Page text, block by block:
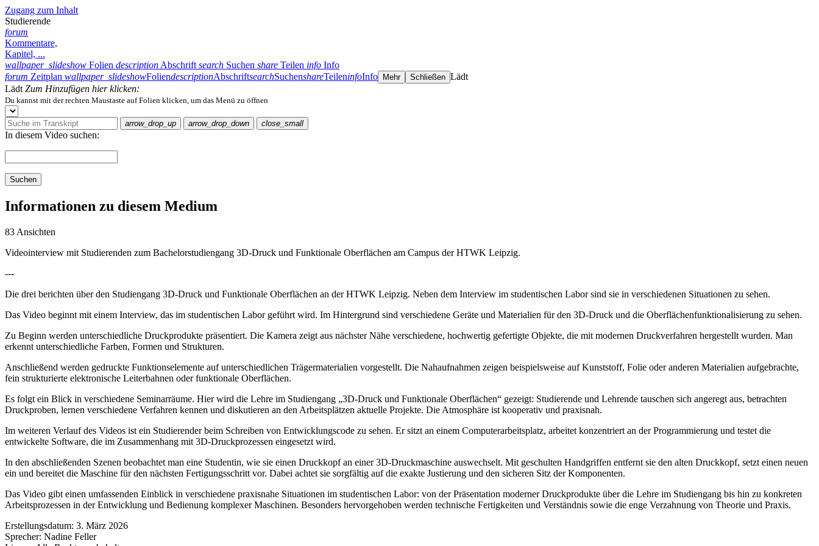
Zugang zum Inhalt
Studierende
forum
Kommentare,
Kapitel, ...
wallpaper_slideshow Folien description Abschrift search Suchen share Teilen info Info
forum Zeitplan wallpaper_slideshowFoliendescriptionAbschriftsearchSuchenshareTeileninfoInfo Mehr Schließen Lädt
Lädt Zum Hinzufügen hier klicken:
Du kannst mit der rechten Maustaste auf Folien klicken, um das Menü zu öffnen
arrow_drop_up arrow_drop_down close_small
In diesem Video suchen:
Suchen
Informationen zu diesem Medium
83 Ansichten
Videointerview mit Studierenden zum Bachelorstudiengang 3D-Druck und Funktionale Oberflächen am Campus der HTWK Leipzig.
---
Die drei berichten über den Studiengang 3D-Druck und Funktionale Oberflächen an der HTWK Leipzig. Neben dem Interview im studentischen Labor sind sie in verschiedenen Situationen zu sehen.
Das Video beginnt mit einem Interview, das im studentischen Labor geführt wird. Im Hintergrund sind verschiedene Geräte und Materialien für den 3D-Druck und die Oberflächenfunktionalisierung zu sehen.
Zu Beginn werden unterschiedliche Druckprodukte präsentiert. Die Kamera zeigt aus nächster Nähe verschiedene, hochwertig gefertigte Objekte, die mit modernen Druckverfahren hergestellt wurden. Man
erkennt unterschiedliche Farben, Formen und Strukturen.
Anschließend werden gedruckte Funktionselemente auf unterschiedlichen Trägermaterialien vorgestellt. Die Nahaufnahmen zeigen beispielsweise auf Kunststoff, Folie oder anderen Materialien aufgebrachte,
fein strukturierte elektronische Leiterbahnen oder funktionale Oberflächen.
Es folgt ein Blick in verschiedene Seminarräume. Hier wird die Lehre im Studiengang „3D-Druck und Funktionale Oberflächen“ gezeigt: Studierende und Lehrende tauschen sich angeregt aus, betrachten
Druckproben, lernen verschiedene Verfahren kennen und diskutieren an den Arbeitsplätzen aktuelle Projekte. Die Atmosphäre ist kooperativ und praxisnah.
Im weiteren Verlauf des Videos ist ein Studierender beim Schreiben von Entwicklungscode zu sehen. Er sitzt an einem Computerarbeitsplatz, arbeitet konzentriert an der Programmierung und testet die
entwickelte Software, die im Zusammenhang mit 3D-Druckprozessen eingesetzt wird.
In den abschließenden Szenen beobachtet man eine Studentin, wie sie einen Druckkopf an einer 3D-Druckmaschine auswechselt. Mit geschulten Handgriffen entfernt sie den alten Druckkopf, setzt einen neuen
ein und bereitet die Maschine für den nächsten Fertigungsschritt vor. Dabei achtet sie sorgfältig auf die exakte Justierung und den sicheren Sitz der Komponenten.
Das Video gibt einen umfassenden Einblick in verschiedene praxisnahe Situationen im studentischen Labor: von der Präsentation moderner Druckprodukte über die Lehre im Studiengang bis hin zu konkreten
Arbeitsprozessen in der Entwicklung und Bedienung komplexer Maschinen. Besonders hervorgehoben werden technische Fertigkeiten und Verständnis sowie die enge Verzahnung von Theorie und Praxis.
Erstellungsdatum: 3. März 2026
Sprecher: Nadine Feller